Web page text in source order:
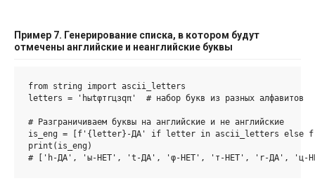
Пример 7. Генерирование списка, в котором будут
отмечены английские и неанглийские буквы
from string import ascii_letters
letters = 'hыtφтrцзqπ'  # набор букв из разных алфавитов
# Разграничиваем буквы на английские и не английские
is_eng = [f'{letter}-ДА' if letter in ascii_letters
print(is_eng)
# ['h-ДА', 'ы-НЕТ', 't-ДА', 'φ-НЕТ', 'т-НЕТ', 'r-ДА', 'ц-